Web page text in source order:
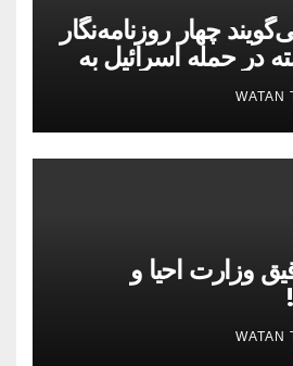
چهار روزنامه‌نگار
۱۵ کشته در حمله اسرائیل به
WATAN
وزارت احیا و
WATAN